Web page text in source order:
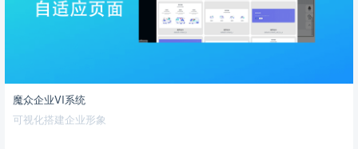
魔众企业VI系统
可视化搭建企业形象